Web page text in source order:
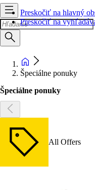
Preskočiť na hlavný
Preskočiť na
Špeciálne ponuky
Špeciálne ponuky
All Offers